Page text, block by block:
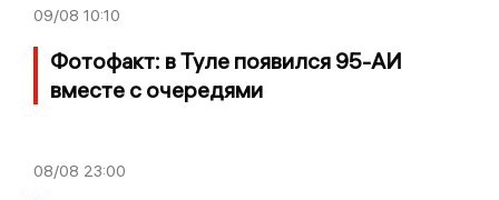
09/08 10:10
Фотофакт: в Туле появился 95-АИ
вместе с очередями
08/08 23:00